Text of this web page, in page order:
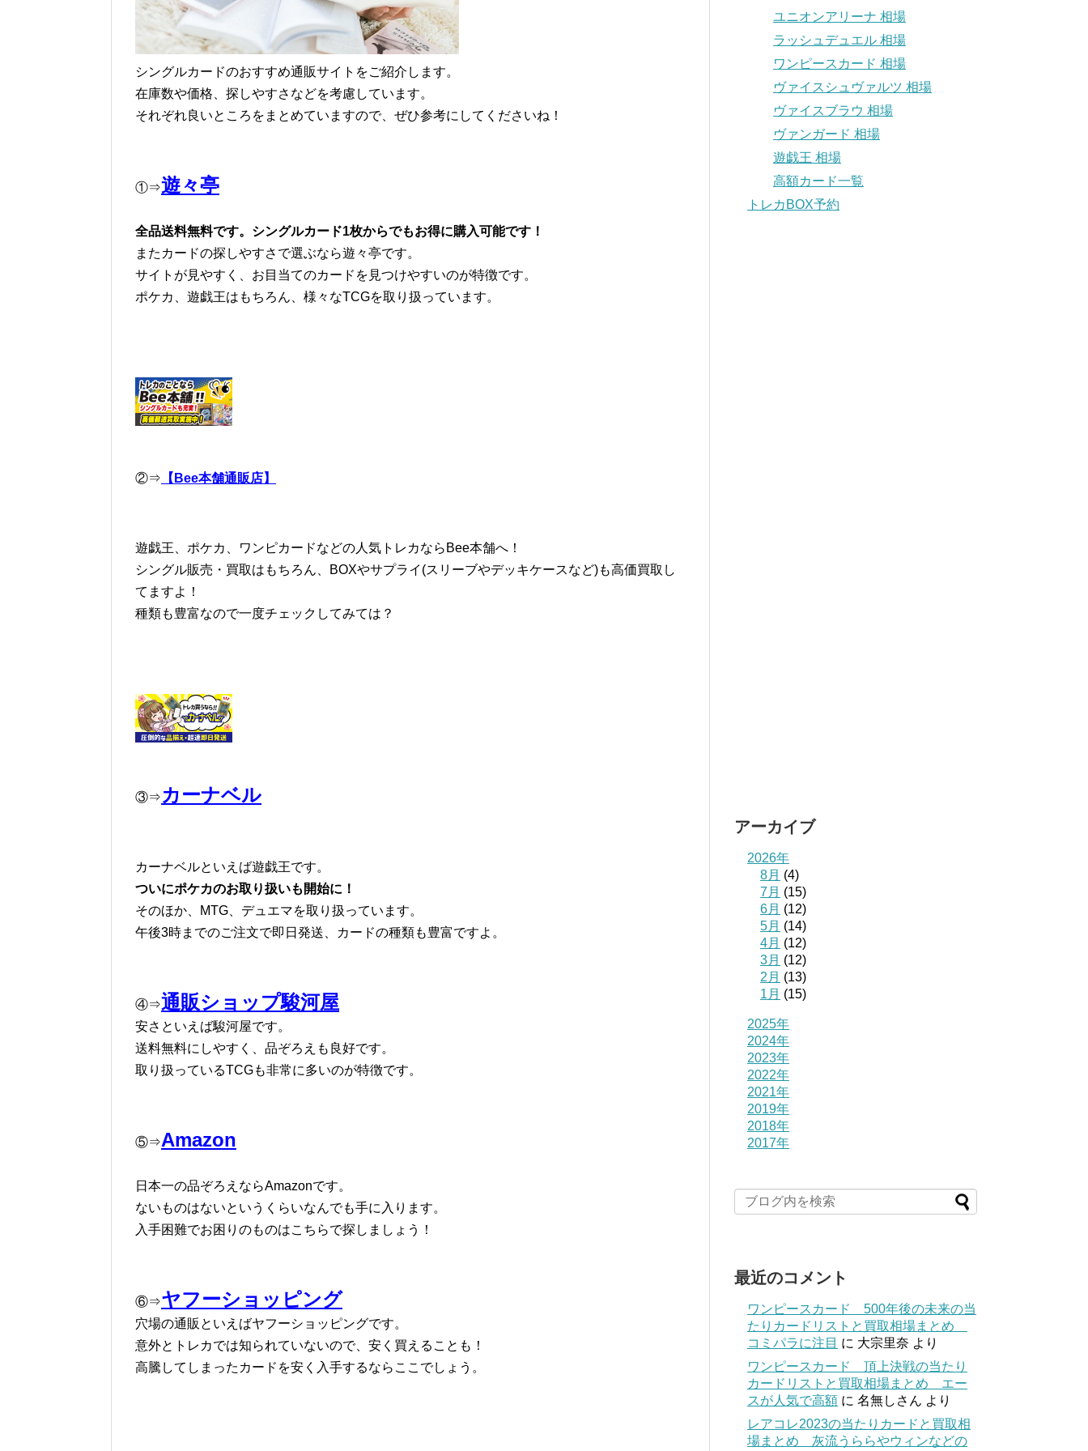
シングルカードのおすすめ通販サイトをご紹介します。
在庫数や価格、探しやすさなどを考慮しています。
それぞれ良いところをまとめていますので、ぜひ参考にしてくださいね！
①⇒遊々亭
全品送料無料です。シングルカード1枚からでもお得に購入可能です！
またカードの探しやすさで選ぶなら遊々亭です。
サイトが見やすく、お目当てのカードを見つけやすいのが特徴です。
ポケカ、遊戯王はもちろん、様々なTCGを取り扱っています。
②⇒ 【Bee本舗通販店】
遊戯王、ポケカ、ワンピカードなどの人気トレカならBee本舗へ！
シングル販売・買取はもちろん、BOXやサプライ(スリーブやデッキケースなど)も高価買取し
てますよ！
種類も豊富なので一度チェックしてみては？
③⇒ カーナベル
カーナベルといえば遊戯王です。
ついにポケカのお取り扱いも開始に！
そのほか、MTG、デュエマを取り扱っています。
午後3時までのご注文で即日発送、カードの種類も豊富ですよ。
④⇒通販ショップ駿河屋
安さといえば駿河屋です。
送料無料にしやすく、品ぞろえも良好です。
取り扱っているTCGも非常に多いのが特徴です。
⑤⇒Amazon
日本一の品ぞろえならAmazonです。
ないものはないというくらいなんでも手に入ります。
入手困難でお困りのものはこちらで探しましょう！
⑥⇒ヤフーショッピング
穴場の通販といえばヤフーショッピングです。
意外とトレカでは知られていないので、安く買えることも！
高騰してしまったカードを安く入手するならここでしょう。
ユニオンアリーナ 相場
ラッシュデュエル 相場
ワンピースカード 相場
ヴァイスシュヴァルツ 相場
ヴァイスブラウ 相場
ヴァンガード 相場
遊戯王 相場
高額カード一覧
トレカBOX予約
アーカイブ
2026年
8月 (4)
7月 (15)
6月 (12)
5月 (14)
4月 (12)
3月 (12)
2月 (13)
1月 (15)
2025年
2024年
2023年
2022年
2021年
2019年
2018年
2017年
最近のコメント
ワンピースカード 500年後の未来の当
たりカードリストと買取相場まとめ
コミパラに注目 に 大宗里奈 より
ワンピースカード 頂上決戦の当たり
カードリストと買取相場まとめ エー
スが人気で高額 に 名無しさん より
レアコレ2023の当たりカードと買取相
場まとめ 灰流うららやウィンなどの